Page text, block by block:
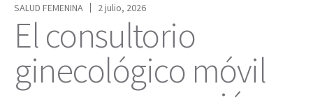
SALUD FEMENINA
2 julio, 2026
El consultorio
ginecológico móvil